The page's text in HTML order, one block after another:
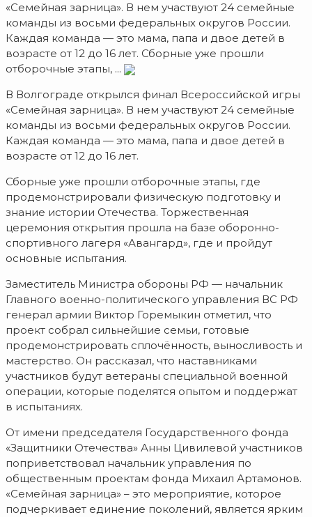
«Семейная зарница». В нем участвуют 24 семейные
команды из восьми федеральных округов России.
Каждая команда — это мама, папа и двое детей в
возрасте от 12 до 16 лет. Сборные уже прошли
отборочные этапы, ...
В Волгограде открылся финал Всероссийской игры
«Семейная зарница». В нем участвуют 24 семейные
команды из восьми федеральных округов России.
Каждая команда — это мама, папа и двое детей в
возрасте от 12 до 16 лет.
Сборные уже прошли отборочные этапы, где
продемонстрировали физическую подготовку и
знание истории Отечества. Торжественная
церемония открытия прошла на базе оборонно-
спортивного лагеря «Авангард», где и пройдут
основные испытания.
Заместитель Министра обороны РФ — начальник
Главного военно-политического управления ВС РФ
генерал армии Виктор Горемыкин отметил, что
проект собрал сильнейшие семьи, готовые
продемонстрировать сплочённость, выносливость и
мастерство. Он рассказал, что наставниками
участников будут ветераны специальной военной
операции, которые поделятся опытом и поддержат
в испытаниях.
От имени председателя Государственного фонда
«Защитники Отечества» Анны Цивилевой участников
поприветствовал начальник управления по
общественным проектам фонда Михаил Артамонов.
«Семейная зарница» – это мероприятие, которое
подчеркивает единение поколений, является ярким